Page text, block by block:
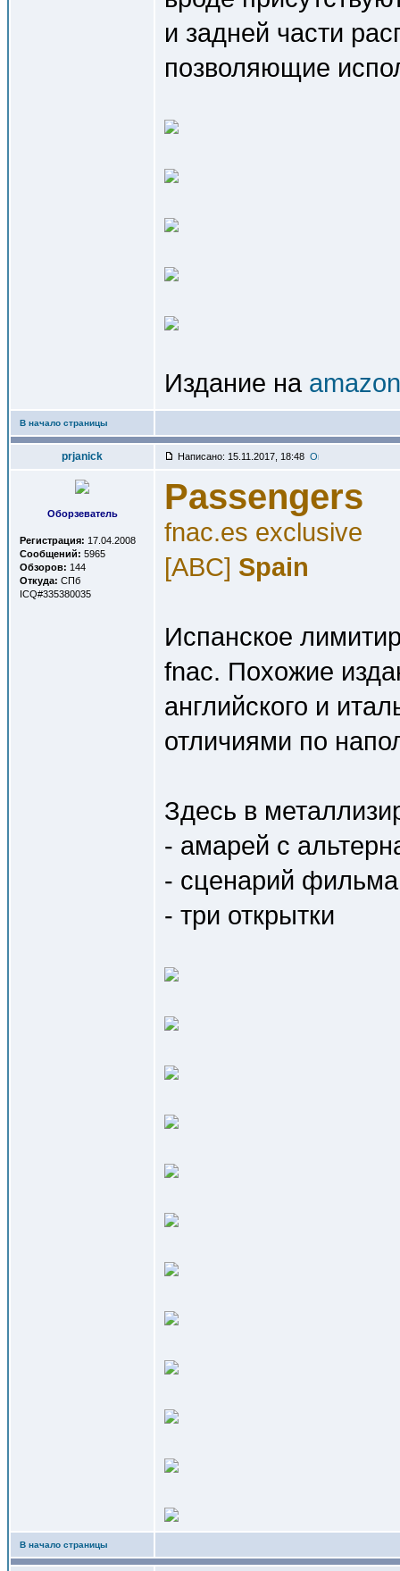
и задней части
позволяющие
Издание на
В начало страницы
prjanick Написано: 15.11.2017, 18:48
Оборзеватель
Регистрация: 17.04.2008
Сообщений: 5965
Обзоров: 144
Откуда: СПб
ICQ#335380035
Passengers
fnac.es exclusive
[ABC] Spain
Испанское
fnac. Похожие
английского и
отличиями по
Здесь в
- амарей с
- сценарий
- три открытки
В начало страницы